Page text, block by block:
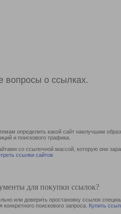
вопросы о ссылках.
определить какой сайт наилучшим
и поискового трафика.
со ссылочной массой, которую они
ссылки сайтов
для покупки ссылок?
или доверить простановку ссылок
поискового запроса. Купить